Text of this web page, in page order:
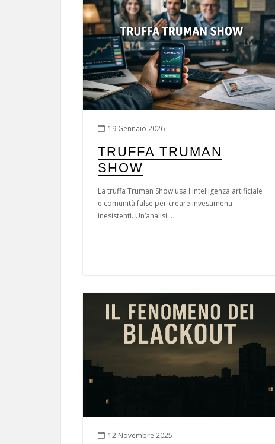
19 Gennaio 2026
TRUFFA TRUMAN
SHOW
La truffa Truman Show usa l'intelligenza artificiale
e comunità false per creare investimenti
inesistenti. Un’analisi...
12 Novembre 2025